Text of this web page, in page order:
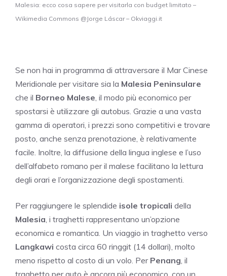
Malesia: ecco cosa sapere per visitarla con budget limitato –
Wikimedia Commons @Jorge Láscar – Okviaggi.it
Se non hai in programma di attraversare il Mar Cinese
Meridionale per visitare sia la Malesia Peninsulare
che il Borneo Malese , il modo più economico per
spostarsi è utilizzare gli autobus. Grazie a una vasta
gamma di operatori, i prezzi sono competitivi e trovare
posto, anche senza prenotazione, è relativamente
facile. Inoltre, la diffusione della lingua inglese e l’uso
dell’alfabeto romano per il malese facilitano la lettura
degli orari e l’organizzazione degli spostamenti.
Per raggiungere le splendide isole tropicali della
Malesia , i traghetti rappresentano un’opzione
economica e romantica. Un viaggio in traghetto verso
Langkawi costa circa 60 ringgit (14 dollari), molto
meno rispetto al costo di un volo. Per Penang , il
traghetto per auto è ancora più economico, con un